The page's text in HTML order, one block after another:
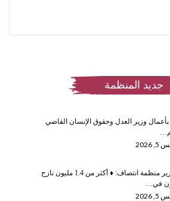
جديد المنظمة
بأعمال وزير العدل وحقوق الإنسان القاضي
منظمة انتصاف: ♦️
أكثر من 1.4 مليون نازح
في…